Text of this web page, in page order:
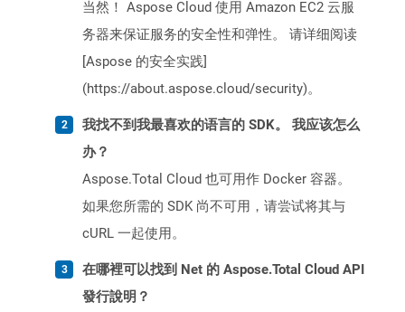
当然！ Aspose Cloud 使用 Amazon EC2 云服
务器来保证服务的安全性和弹性。 请详细阅读
[Aspose 的安全实践]
(https://about.aspose.cloud/security)。
我找不到我最喜欢的语言的 SDK。 我应该怎么
办？
Aspose.Total Cloud 也可用作 Docker 容器。
如果您所需的 SDK 尚不可用，请尝试将其与
cURL 一起使用。
在哪裡可以找到 Net 的 Aspose.Total Cloud API
發行說明？